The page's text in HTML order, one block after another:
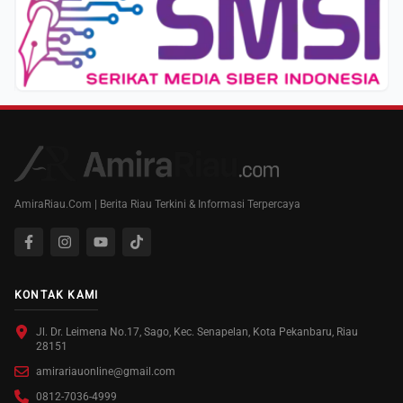
AmiraRiau.Com | Berita Riau Terkini & Informasi Terpercaya
KONTAK KAMI
Jl. Dr. Leimena No.17, Sago, Kec. Senapelan, Kota Pekanbaru, Riau
28151
amirariauonline@gmail.com
0812-7036-4999